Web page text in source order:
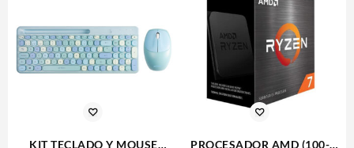
KIT TECLADO Y MOUSE
PROCESADOR AMD (100-